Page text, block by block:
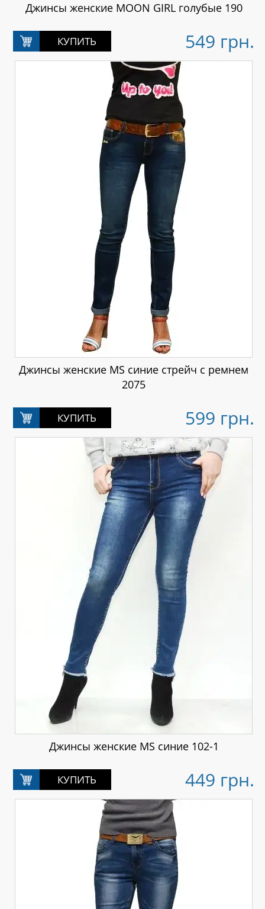
Джинсы женские MOON GIRL голубые 190
549 грн.
Джинсы женские MS синие стрейч с ремнем
2075
599 грн.
Джинсы женские MS синие 102-1
449 грн.